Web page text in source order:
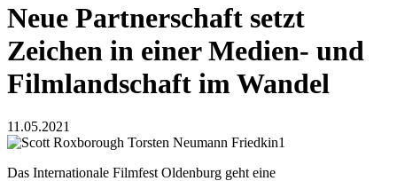
Neue Partnerschaft setzt
Zeichen in einer Medien- und
Filmlandschaft im Wandel
11.05.2021
Das Internationale Filmfest Oldenburg geht eine